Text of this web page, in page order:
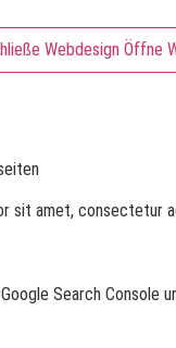
Webdesign Öffne
sit amet, consectetur
Search Console